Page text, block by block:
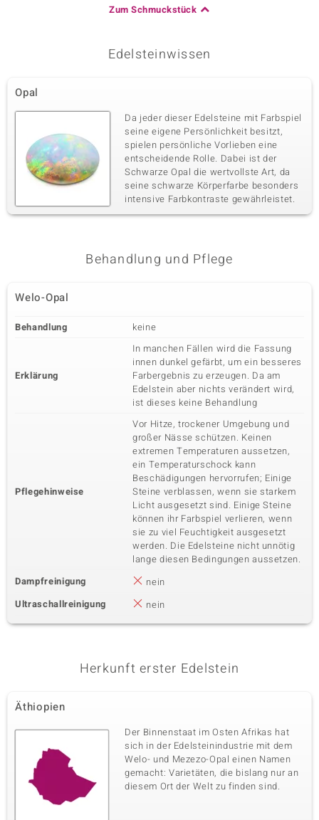
Zum Schmuckstück
Edelsteinwissen
Opal
Da jeder dieser Edelsteine mit Farbspiel
seine eigene Persönlichkeit besitzt,
spielen persönliche Vorlieben eine
entscheidende Rolle. Dabei ist der
Schwarze Opal die wertvollste Art, da
seine schwarze Körperfarbe besonders
intensive Farbkontraste gewährleistet.
Behandlung und Pflege
Welo-Opal
Behandlung keine
Erklärung
In manchen Fällen wird die Fassung
innen dunkel gefärbt, um ein besseres
Farbergebnis zu erzeugen. Da am
Edelstein aber nichts verändert wird,
ist dieses keine Behandlung
Pflegehinweise
Vor Hitze, trockener Umgebung und
großer Nässe schützen. Keinen
extremen Temperaturen aussetzen,
ein Temperaturschock kann
Beschädigungen hervorrufen; Einige
Steine verblassen, wenn sie starkem
Licht ausgesetzt sind. Einige Steine
können ihr Farbspiel verlieren, wenn
sie zu viel Feuchtigkeit ausgesetzt
werden. Die Edelsteine nicht unnötig
lange diesen Bedingungen aussetzen.
Dampfreinigung
nein
Ultraschallreinigung
nein
Herkunft erster Edelstein
Äthiopien
Der Binnenstaat im Osten Afrikas hat
sich in der Edelsteinindustrie mit dem
Welo- und Mezezo-Opal einen Namen
gemacht: Varietäten, die bislang nur an
diesem Ort der Welt zu finden sind.